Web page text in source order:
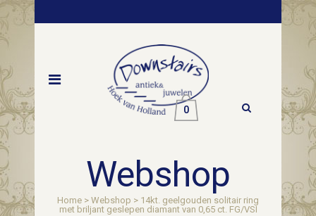
0
Webshop
Home > Webshop > 14kt. geelgouden solitair ring
met briljant geslepen diamant van 0,65 ct. FG/VSI